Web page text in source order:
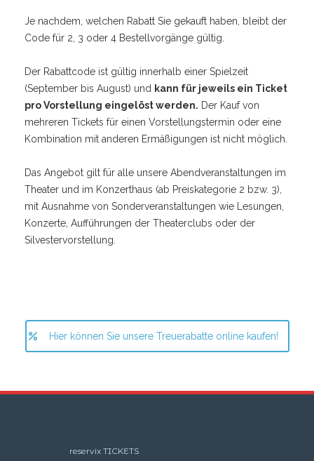
Je nachdem, welchen Rabatt Sie gekauft haben, bleibt der
Code für 2, 3 oder 4 Bestellvorgänge gültig.
Der Rabattcode ist gültig innerhalb einer Spielzeit
(September bis August) und kann für jeweils ein Ticket
pro Vorstellung eingelöst werden. Der Kauf von
mehreren Tickets für einen Vorstellungstermin oder eine
Kombination mit anderen Ermäßigungen ist nicht möglich.
Das Angebot gilt für alle unsere Abendveranstaltungen im
Theater und im Konzerthaus (ab Preiskategorie 2 bzw. 3),
mit Ausnahme von Sonderveranstaltungen wie Lesungen,
Konzerte, Aufführungen der Theaterclubs oder der
Silvestervorstellung.
Hier können Sie unsere Treuerabatte online kaufen!
reservix TICKETS